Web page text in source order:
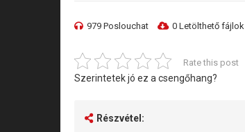
979 Poslouchat 0 Letölthető fájlok
Rate this post
Szerintetek jó ez a csengőhang?
Részvétel: